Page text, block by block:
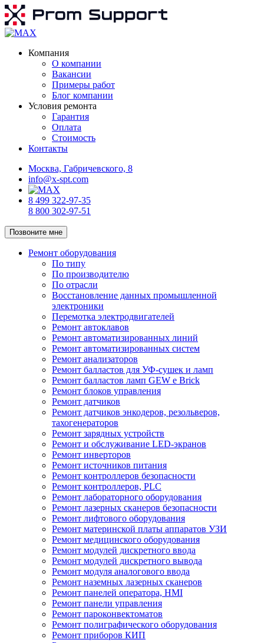
Компания
О компании
Вакансии
Примеры работ
Блог компании
Условия ремонта
Гарантия
Оплата
Стоимость
Контакты
Москва, Габричевского, 8
info@x-spt.com
8 499 322-97-35
8 800 302-97-51
Позвоните мне
Ремонт оборудования
По типу
По производителю
По отрасли
Восстановление данных промышленной
электроники
Перемотка электродвигателей
Ремонт автоклавов
Ремонт автоматизированных линий
Ремонт автоматизированных систем
Ремонт анализаторов
Ремонт балластов для УФ-сушек и ламп
Ремонт балластов ламп GEW e Brick
Ремонт блоков управления
Ремонт датчиков
Ремонт датчиков энкодеров, резольверов,
тахогенераторов
Ремонт зарядных устройств
Ремонт и обслуживание LED-экранов
Ремонт инверторов
Ремонт источников питания
Ремонт контроллеров безопасности
Ремонт контроллеров, PLC
Ремонт лабораторного оборудования
Ремонт лазерных сканеров безопасности
Ремонт лифтового оборудования
Ремонт материнской платы аппаратов УЗИ
Ремонт медицинского оборудования
Ремонт модулей дискретного ввода
Ремонт модулей дискретного вывода
Ремонт модуля аналогового ввода
Ремонт наземных лазерных сканеров
Ремонт панелей оператора, HMI
Ремонт панели управления
Ремонт пароконвектоматов
Ремонт полиграфического оборудования
Ремонт приборов КИП